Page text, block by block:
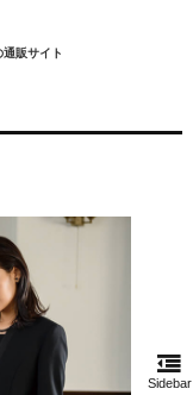
Sidebar
販サイト